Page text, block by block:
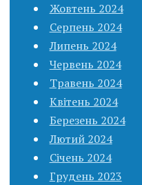
Жовтень 2024
Серпень 2024
Липень 2024
Червень 2024
Травень 2024
Квітень 2024
Березень 2024
Лютий 2024
Січень 2024
Грудень 2023